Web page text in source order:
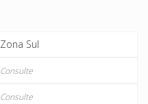
Zona Sul
Consulte
Consulte